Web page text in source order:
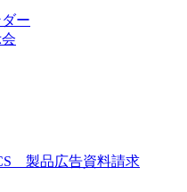
ー
製品広告資料請求